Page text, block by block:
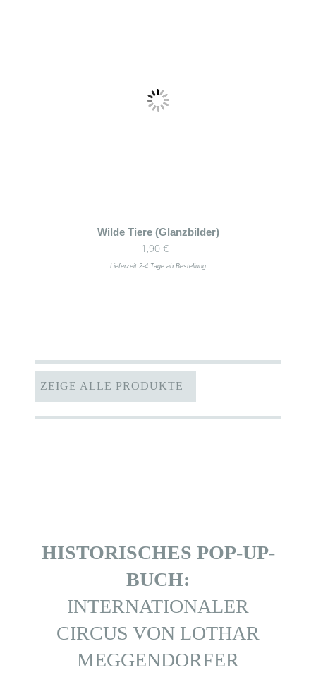
Wilde Tiere (Glanzbilder)
1,90 €
Lieferzeit:2-4 Tage ab Bestellung
ZEIGE ALLE PRODUKTE
HISTORISCHES POP-UP-
BUCH:
INTERNATIONALER
CIRCUS VON LOTHAR
MEGGENDORFER